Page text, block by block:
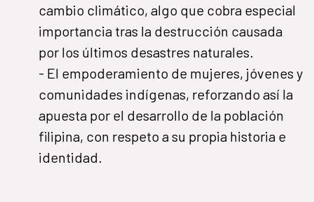
cambio climático, algo que cobra especial
importancia tras la destrucción causada
por los últimos desastres naturales.
- El empoderamiento de mujeres, jóvenes y
comunidades indígenas, reforzando así la
apuesta por el desarrollo de la población
filipina, con respeto a su propia historia e
identidad.